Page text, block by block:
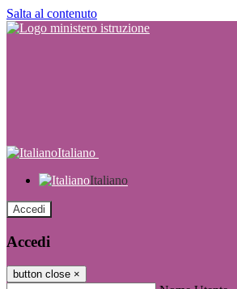
Salta al contenuto
Italiano
Italiano
Accedi
Accedi
button close ×